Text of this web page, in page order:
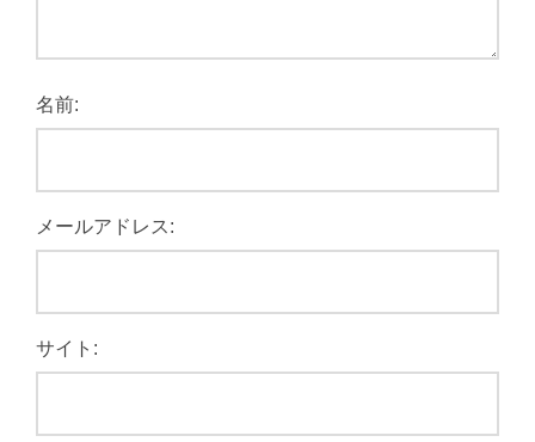
名前:
メールアドレス:
サイト: